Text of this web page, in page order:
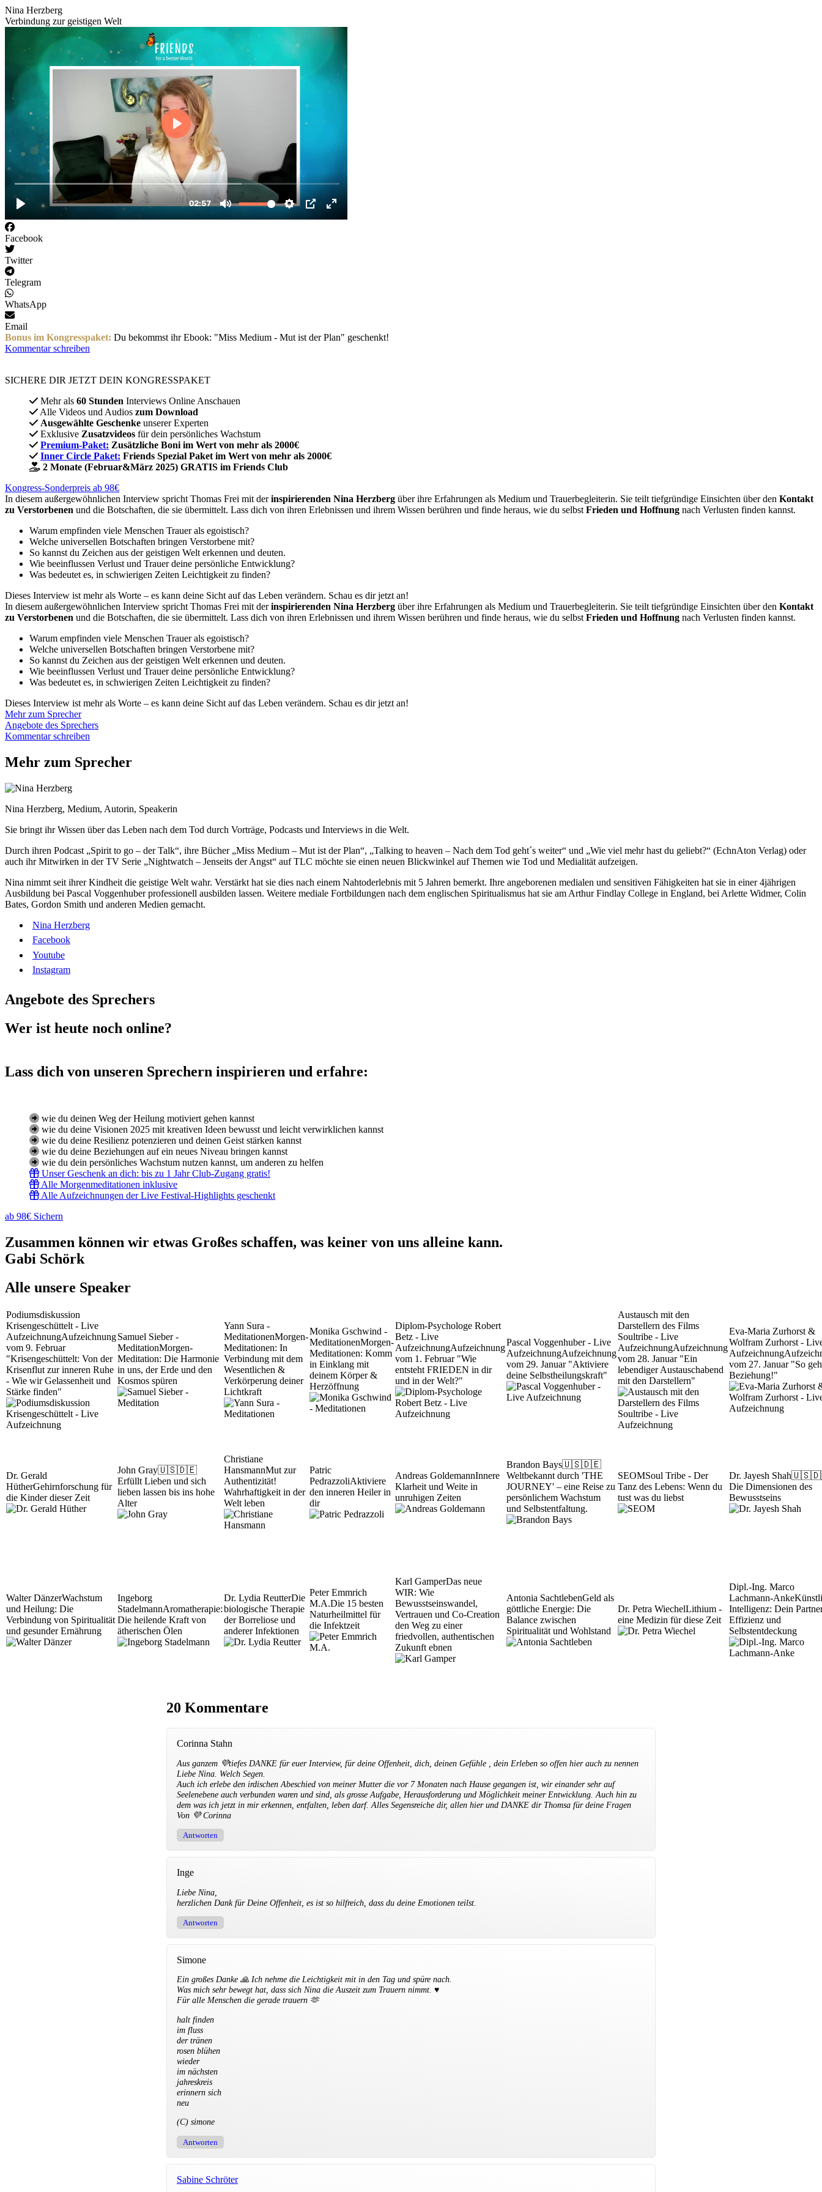
Nina Herzberg
Verbindung zur geistigen Welt
Facebook
Twitter
Telegram
WhatsApp
Email
Bonus im Kongresspaket: Du bekommst ihr Ebook: "Miss Medium - Mut ist der Plan" geschenkt!
Kommentar schreiben
SICHERE DIR JETZT DEIN KONGRESSPAKET​
Mehr als 60 Stunden Interviews Online Anschauen
Alle Videos und Audios zum Download
Ausgewählte Geschenke unserer Experten
Exklusive Zusatzvideos für dein persönliches Wachstum
Premium-Paket: Zusätzliche Boni im Wert von mehr als 2000€
Inner Circle Paket: Friends Spezial Paket im Wert von mehr als 2000€
2 Monate (Februar&März 2025) GRATIS im Friends Club
Kongress-Sonderpreis ab 98€
In diesem außergewöhnlichen Interview spricht Thomas Frei mit derinspirierenden Nina Herzberg über ihre Erfahrungen als Medium und Trauerbegleiterin. Sie teilt tiefgründige Einsichten über den Kontakt
zu Verstorbenen und die Botschaften, die sie übermittelt. Lass dich von ihren Erlebnissen und ihrem Wissen berühren und finde heraus, wie du selbst Frieden und Hoffnung nach Verlusten finden kannst.
Warum empfinden viele Menschen Trauer als egoistisch?
Welche universellen Botschaften bringen Verstorbene mit?
So kannst du Zeichen aus der geistigen Welt erkennen und deuten.
Wie beeinflussen Verlust und Trauer deine persönliche Entwicklung?
Was bedeutet es, in schwierigen Zeiten Leichtigkeit zu finden?
Dieses Interview ist mehr als Worte – es kann deine Sicht auf das Leben verändern. Schau es dir jetzt an!
In diesem außergewöhnlichen Interview spricht Thomas Frei mit derinspirierenden Nina Herzberg über ihre Erfahrungen als Medium und Trauerbegleiterin. Sie teilt tiefgründige Einsichten über den Kontakt
zu Verstorbenen und die Botschaften, die sie übermittelt. Lass dich von ihren Erlebnissen und ihrem Wissen berühren und finde heraus, wie du selbst Frieden und Hoffnung nach Verlusten finden kannst.
Warum empfinden viele Menschen Trauer als egoistisch?
Welche universellen Botschaften bringen Verstorbene mit?
So kannst du Zeichen aus der geistigen Welt erkennen und deuten.
Wie beeinflussen Verlust und Trauer deine persönliche Entwicklung?
Was bedeutet es, in schwierigen Zeiten Leichtigkeit zu finden?
Dieses Interview ist mehr als Worte – es kann deine Sicht auf das Leben verändern. Schau es dir jetzt an!
Mehr zum Sprecher
Angebote des Sprechers
Kommentar schreiben
Mehr zum Sprecher
Nina Herzberg, Medium, Autorin, Speakerin
Sie bringt ihr Wissen über das Leben nach dem Tod durch Vorträge, Podcasts und Interviews in die Welt.
Durch ihren Podcast „Spirit to go – der Talk“, ihre Bücher „Miss Medium – Mut ist der Plan“, „Talking to heaven – Nach dem Tod geht´s weiter“ und „Wie viel mehr hast du geliebt?“ (EchnAton Verlag) oder
auch ihr Mitwirken in der TV Serie „Nightwatch – Jenseits der Angst“ auf TLC möchte sie einen neuen Blickwinkel auf Themen wie Tod und Medialität aufzeigen.
Nina nimmt seit ihrer Kindheit die geistige Welt wahr. Verstärkt hat sie dies nach einem Nahtoderlebnis mit 5 Jahren bemerkt. Ihre angeborenen medialen und sensitiven Fähigkeiten hat sie in einer 4jährigen
Ausbildung bei Pascal Voggenhuber professionell ausbilden lassen. Weitere mediale Fortbildungen nach dem englischen Spiritualismus hat sie am Arthur Findlay College in England, bei Arlette Widmer, Colin
Bates, Gordon Smith und anderen Medien gemacht.
Nina Herzberg
Facebook
Youtube
Instagram
Angebote des Sprechers
Wer ist heute noch online?
Lass dich von unseren Sprechern inspirieren und erfahre:
wie du deinen Weg der Heilung motiviert gehen kannst
wie du deine Visionen 2025 mit kreativen Ideen bewusst und leicht verwirklichen kannst
wie du deine Resilienz potenzieren und deinen Geist stärken kannst
wie du deine Beziehungen auf ein neues Niveau bringen kannst
wie du dein persönliches Wachstum nutzen kannst, um anderen zu helfen
Unser Geschenk an dich: bis zu 1 Jahr Club-Zugang gratis!
Alle Morgenmeditationen inklusive
Alle Aufzeichnungen der Live Festival-Highlights geschenkt
ab 98€ Sichern
Zusammen können wir etwas Großes schaffen, was keiner von uns alleine kann.
Gabi Schörk
Alle unsere Speaker
Podiumsdiskussion
Krisengeschüttelt - Live
AufzeichnungAufzeichnung
vom 9. Februar
"Krisengeschüttelt: Von der
Krisenflut zur inneren Ruhe
- Wie wir Gelassenheit und
Stärke finden"
Samuel Sieber -
MeditationMorgen-
Meditation: Die Harmonie
in uns, der Erde und den
Kosmos spüren
Yann Sura -
MeditationenMorgen-
Meditationen: In
Verbindung mit dem
Wesentlichen &
Verkörperung deiner
Lichtkraft
Monika Gschwind -
MeditationenMorgen-
Meditationen: Komm
in Einklang mit
deinem Körper &
Herzöffnung
Diplom-Psychologe Robert
Betz - Live
AufzeichnungAufzeichnung
vom 1. Februar "Wie
entsteht FRIEDEN in dir
und in der Welt?"
Pascal Voggenhuber - Live
AufzeichnungAufzeichnung
vom 29. Januar "Aktiviere
deine Selbstheilungskraft"
Austausch mit den
Darstellern des Films
Soultribe - Live
AufzeichnungAufzeichnung
vom 28. Januar "Ein
lebendiger Austauschabend
mit den Darstellern"
Eva-Maria Zurhorst &
Wolfram Zurhorst -
Aufzeichnung
vom 27. Januar "So
Beziehung!"
Dr. Gerald
HütherGehirnforschung für
die Kinder dieser Zeit
John Gray🇺🇸🇩🇪
Erfüllt Lieben und sich
lieben lassen bis ins hohe
Alter
Christiane
HansmannMut zur
Authentizität!
Wahrhaftigkeit in der
Welt leben
Patric
PedrazzoliAktiviere
den inneren Heiler in
dir
Andreas GoldemannInnere
Klarheit und Weite in
unruhigen Zeiten
Brandon Bays🇺🇸🇩🇪
Weltbekannt durch 'THE
JOURNEY' – eine Reise zu
persönlichem Wachstum
und Selbstentfaltung.
SEOMSoul Tribe - Der
Tanz des Lebens: Wenn du
tust was du liebst
Dr. Jayesh Shah
Die Dimensionen des
Bewusstseins
Walter DänzerWachstum
und Heilung: Die
Verbindung von Spiritualität
und gesunder Ernährung
Ingeborg
StadelmannAromatherapie:
Die heilende Kraft von
ätherischen Ölen
Dr. Lydia ReutterDie
biologische Therapie
der Borreliose und
anderer Infektionen
Peter Emmrich
M.A.Die 15 besten
Naturheilmittel für
die Infektzeit
Karl GamperDas neue
WIR: Wie
Bewusstseinswandel,
Vertrauen und Co-Creation
den Weg zu einer
friedvollen, authentischen
Zukunft ebnen
Antonia SachtlebenGeld als
göttliche Energie: Die
Balance zwischen
Spiritualität und Wohlstand
Dr. Petra WiechelLithium -
eine Medizin für diese Zeit
Dipl.-Ing. Marco
Lachmann-Anke
Intelligenz: Dein
Effizienz und
Selbstentdeckung
20 Kommentare
Corinna Stahn
Aus ganzem 💜tiefes DANKE für euer Interview, für deine Offenheit, dich, deinen Gefühle , dein Erleben so offen hier auch zu nennen
Liebe Nina. Welch Segen.
Auch ich erlebe den irdischen Abeschied von meiner Mutter die vor 7 Monaten nach Hause gegangen ist, wir einander sehr auf
Seelenebene auch verbunden waren und sind, als grosse Aufgabe, Herausforderung und Möglichkeit meiner Entwicklung. Auch hin zu
dem was ich jetzt in mir erkennen, entfalten, leben darf. Alles Segensreiche dir, allen hier und DANKE dir Thomsa für deine Fragen
Von 💜 Corinna
Antworten
Inge
Liebe Nina,
herzlichen Dank für Deine Offenheit, es ist so hilfreich, dass du deine Emotionen teilst.
Antworten
Simone
Ein großes Danke 🙏 Ich nehme die Leichtigkeit mit in den Tag und spüre nach.
Was mich sehr bewegt hat, dass sich Nina die Auszeit zum Trauern nimmt. ♥️
Für alle Menschen die gerade trauern 🫶
halt finden
im fluss
der tränen
rosen blühen
wieder
im nächsten
jahreskreis
erinnern sich
neu
(C) simone
Antworten
Sabine Schröter